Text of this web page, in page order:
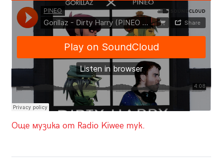
Още музика от Radio Kiwee тук.